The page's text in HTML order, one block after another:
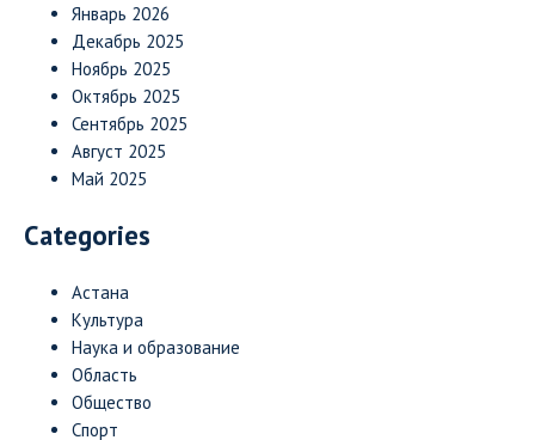
Январь 2026
Декабрь 2025
Ноябрь 2025
Октябрь 2025
Сентябрь 2025
Август 2025
Май 2025
Categories
Астана
Культура
Наука и образование
Область
Общество
Спорт